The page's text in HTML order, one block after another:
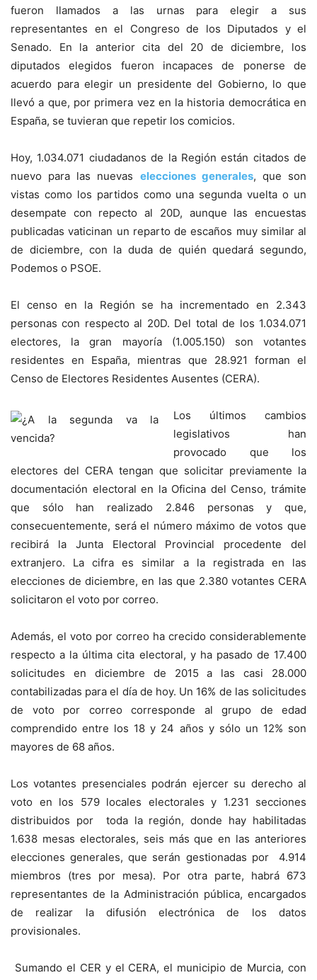
fueron llamados a las urnas para elegir a sus
representantes en el Congreso de los Diputados y el
Senado. En la anterior cita del 20 de diciembre, los
diputados elegidos fueron incapaces de ponerse de
acuerdo para elegir un presidente del Gobierno, lo que
llevó a que, por primera vez en la historia democrática en
España, se tuvieran que repetir los comicios.
Hoy, 1.034.071 ciudadanos de la Región están citados de
nuevo para las nuevas elecciones generales, que son
vistas como los partidos como una segunda vuelta o un
desempate con repecto al 20D, aunque las encuestas
publicadas vaticinan un reparto de escaños muy similar al
de diciembre, con la duda de quién quedará segundo,
Podemos o PSOE.
El censo en la Región se ha incrementado en 2.343
personas con respecto al 20D. Del total de los 1.034.071
electores, la gran mayoría (1.005.150) son votantes
residentes en España, mientras que 28.921 forman el
Censo de Electores Residentes Ausentes (CERA).
Los últimos cambios
legislativos han
provocado que los
electores del CERA tengan que solicitar previamente la
documentación electoral en la Oficina del Censo, trámite
que sólo han realizado 2.846 personas y que,
consecuentemente, será el número máximo de votos que
recibirá la Junta Electoral Provincial procedente del
extranjero. La cifra es similar a la registrada en las
elecciones de diciembre, en las que 2.380 votantes CERA
solicitaron el voto por correo.
Además, el voto por correo ha crecido considerablemente
respecto a la última cita electoral, y ha pasado de 17.400
solicitudes en diciembre de 2015 a las casi 28.000
contabilizadas para el día de hoy. Un 16% de las solicitudes
de voto por correo corresponde al grupo de edad
comprendido entre los 18 y 24 años y sólo un 12% son
mayores de 68 años.
Los votantes presenciales podrán ejercer su derecho al
voto en los 579 locales electorales y 1.231 secciones
distribuidos por toda la región, donde hay habilitadas
1.638 mesas electorales, seis más que en las anteriores
elecciones generales, que serán gestionadas por 4.914
miembros (tres por mesa). Por otra parte, habrá 673
representantes de la Administración pública, encargados
de realizar la difusión electrónica de los datos
provisionales.
Sumando el CER y el CERA, el municipio de Murcia, con